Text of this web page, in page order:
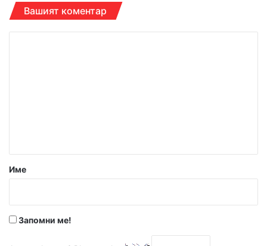
Вашият коментар
р
Име
Запомни ме!